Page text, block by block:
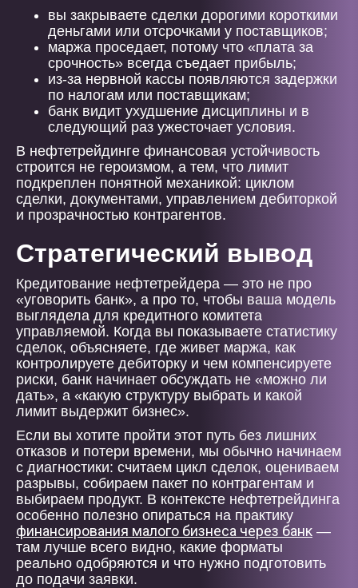
вы закрываете сделки дорогими короткими
деньгами или отсрочками у поставщиков;
маржа проседает, потому что «плата за
срочность» всегда съедает прибыль;
из-за нервной кассы появляются задержки
по налогам или поставщикам;
банк видит ухудшение дисциплины и в
следующий раз ужесточает условия.
В нефтетрейдинге финансовая устойчивость
строится не героизмом, а тем, что лимит
подкреплен понятной механикой: циклом
сделки, документами, управлением дебиторкой
и прозрачностью контрагентов.
Стратегический вывод
Кредитование нефтетрейдера — это не про
«уговорить банк», а про то, чтобы ваша модель
выглядела для кредитного комитета
управляемой. Когда вы показываете статистику
сделок, объясняете, где живет маржа, как
контролируете дебиторку и чем компенсируете
риски, банк начинает обсуждать не «можно ли
дать», а «какую структуру выбрать и какой
лимит выдержит бизнес».
Если вы хотите пройти этот путь без лишних
отказов и потери времени, мы обычно начинаем
с диагностики: считаем цикл сделок, оцениваем
разрывы, собираем пакет по контрагентам и
выбираем продукт. В контексте нефтетрейдинга
особенно полезно опираться на практику
финансирования малого бизнеса через банк —
там лучше всего видно, какие форматы
реально одобряются и что нужно подготовить
до подачи заявки.